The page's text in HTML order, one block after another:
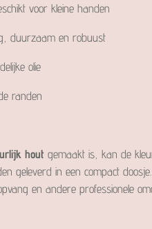
voor kleine handen
duurzaam en robuust
olie
randen
hout gemaakt is, kan de
geleverd in een compact
en andere professionele